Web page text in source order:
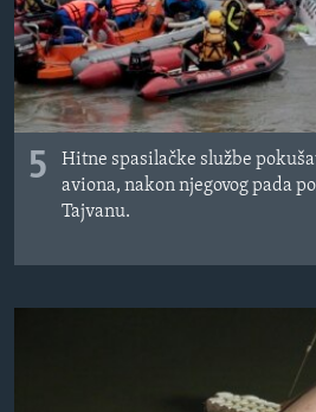
O GLASU AMERIKE
Learning English
PRATITE NAS
Jezici
5
Hitne spasilačke službe
aviona, nakon njegovog pada
Tajvanu.